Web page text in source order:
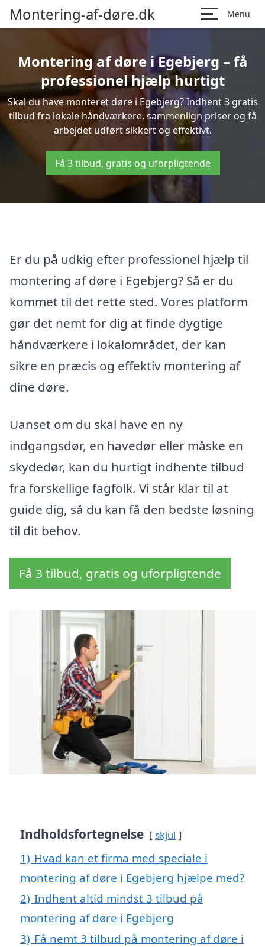
Montering-af-døre.dk Menu
Montering af døre i Egebjerg – få
professionel hjælp hurtigt
Skal du have monteret døre i Egebjerg? Indhent 3 gratis
tilbud fra lokale håndværkere, sammenlign priser og få
arbejdet udført sikkert og effektivt.
Få 3 tilbud, gratis og uforpligtende
Er du på udkig efter professionel hjælp til
montering af døre i Egebjerg? Så er du
kommet til det rette sted. Vores platform
gør det nemt for dig at finde dygtige
håndværkere i lokalområdet, der kan
sikre en præcis og effektiv montering af
dine døre.
Uanset om du skal have en ny
indgangsdør, en havedør eller måske en
skydedør, kan du hurtigt indhente tilbud
fra forskellige fagfolk. Vi står klar til at
guide dig, så du kan få den bedste løsning
til dit behov.
Få 3 tilbud, gratis og uforpligtende
Indholdsfortegnelse skjul
1) Hvad kan et firma med speciale i
montering af døre i Egebjerg hjælpe med?
2) Indhent altid mindst 3 tilbud på
montering af døre i Egebjerg
3) Få nemt 3 tilbud på montering af døre i